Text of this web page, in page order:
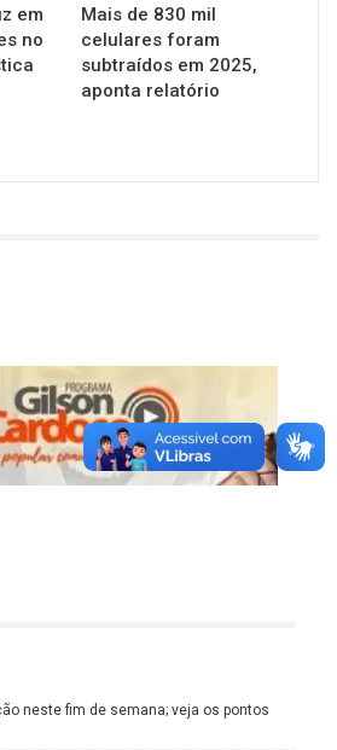
em
no
Mais de 830 mil
celulares foram
subtraídos em 2025,
aponta relatório
neste fim de semana; veja os pontos